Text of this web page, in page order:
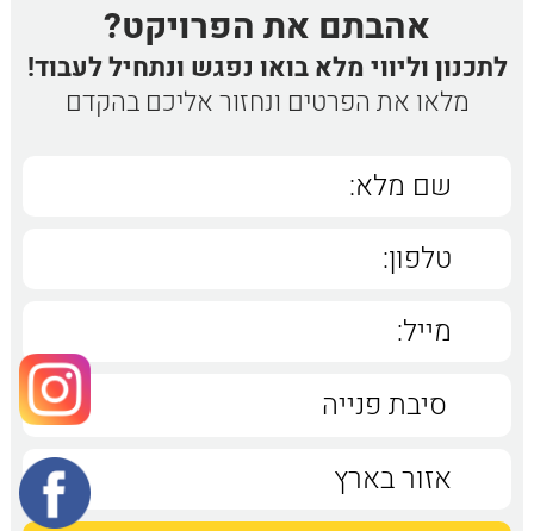
אהבתם את הפרויקט?
לתכנון וליווי מלא בואו נפגש ונתחיל לעבוד!
מלאו את הפרטים ונחזור אליכם בהקדם